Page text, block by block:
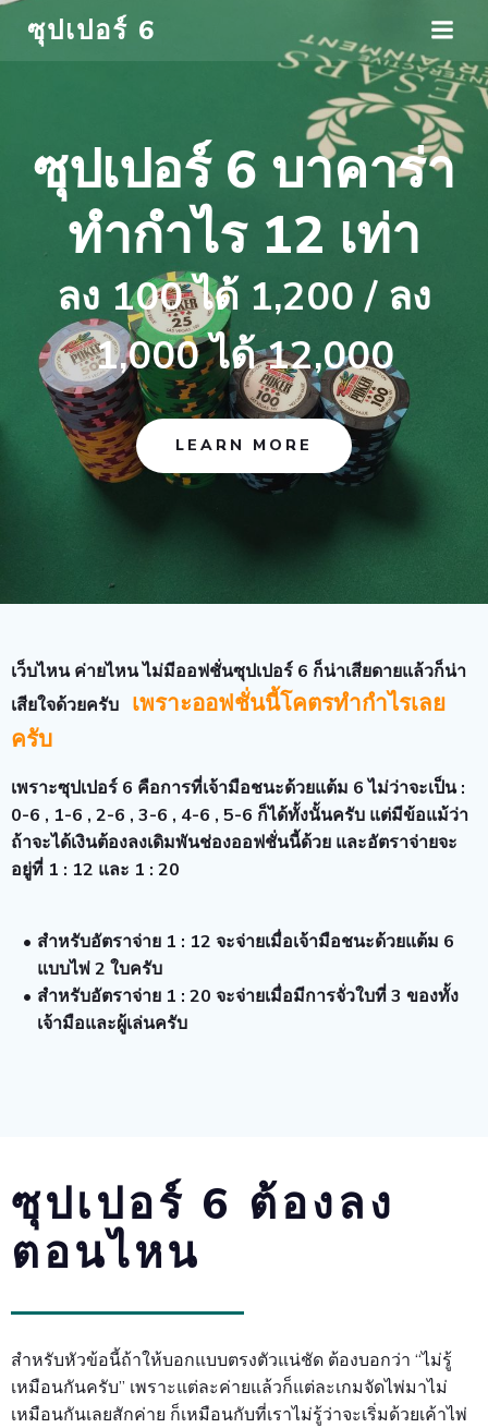
content
ซุปเปอร์ 6
ซุปเปอร์ 6 บาคาร่า
ทำกำไร 12 เท่า
ลง 100 ได้ 1,200 / ลง
1,000 ได้ 12,000
LEARN MORE
เว็บไหน ค่ายไหน ไม่มีออฟชั่นซุปเปอร์ 6 ก็น่าเสียดายแล้วก็น่า
เสียใจด้วยครับ เพราะออฟชั่นนี้โคตรทำกำไรเลย
ครับ
เพราะซุปเปอร์ 6 คือการที่เจ้ามือชนะด้วยแต้ม 6 ไม่ว่าจะเป็น :
0-6 , 1-6 , 2-6 , 3-6 , 4-6 , 5-6 ก็ได้ทั้งนั้นครับ แต่มีข้อแม้ว่า
ถ้าจะได้เงินต้องลงเดิมพันช่องออฟชั่นนี้ด้วย และอัตราจ่ายจะ
อยู่ที่ 1 : 12 และ 1 : 20
สำหรับอัตราจ่าย 1 : 12 จะจ่ายเมื่อเจ้ามือชนะด้วยแต้ม 6
แบบไพ่ 2 ใบครับ
สำหรับอัตราจ่าย 1 : 20 จะจ่ายเมื่อมีการจั่วใบที่ 3 ของทั้ง
เจ้ามือและผู้เล่นครับ
ซุปเปอร์ 6 ต้องลง
ตอนไหน
สำหรับหัวข้อนี้ถ้าให้บอกแบบตรงตัวแน่ชัด ต้องบอกว่า “ไม่รู้
เหมือนกันครับ” เพราะแต่ละค่ายแล้วก็แต่ละเกมจัดไพ่มาไม่
เหมือนกันเลยสักค่าย ก็เหมือนกับที่เราไม่รู้ว่าจะเริ่มด้วยเค้าไพ่